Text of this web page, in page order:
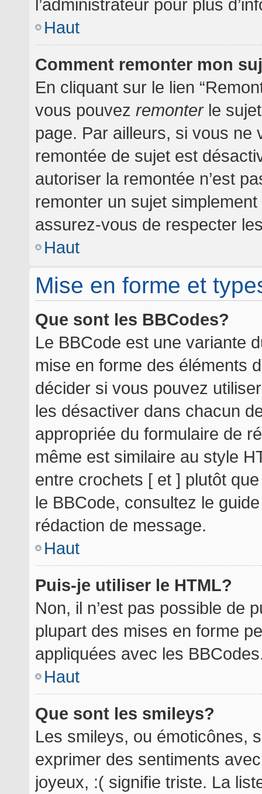
l’administrateur pour plus
Haut
Comment remonter mon
En cliquant sur le lien
vous pouvez remonterle
page. Par ailleurs, si vous ne
remontée de sujet est
autoriser la remontée n’est
remonter un sujet
assurez-vous de respecter
Haut
Mise en forme et
Que sont les BBCodes?
Le BBCode est une variante
mise en forme des éléments
décider si vous pouvez
les désactiver dans chacun
appropriée du formulaire de
même est similaire au style
entre crochets [ et ] plutôt
le BBCode, consultez le
rédaction de message.
Haut
Puis-je utiliser le HTML?
Non, il n’est pas possible de
plupart des mises en forme
appliquées avec les
Haut
Que sont les smileys?
Les smileys, ou émoticônes,
exprimer des sentiments
joyeux, :( signifie triste. La